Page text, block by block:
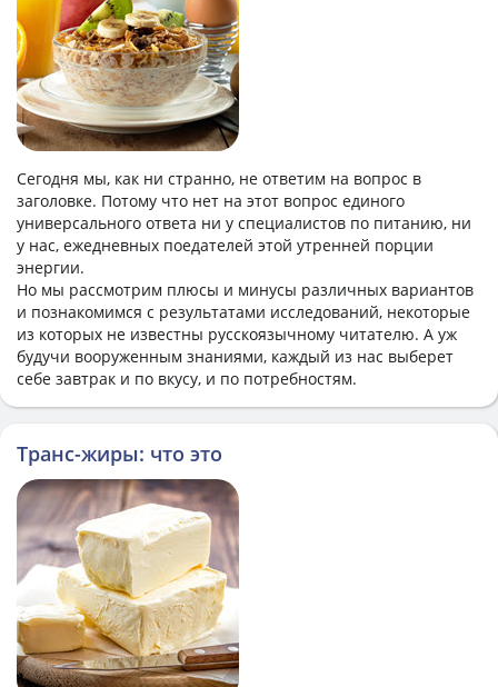
Сегодня мы, как ни странно, не ответим на вопрос в
заголовке. Потому что нет на этот вопрос единого
универсального ответа ни у специалистов по питанию, ни
у нас, ежедневных поедателей этой утренней порции
энергии.
Но мы рассмотрим плюсы и минусы различных вариантов
и познакомимся с результатами исследований, некоторые
из которых не известны русскоязычному читателю. А уж
будучи вооруженным знаниями, каждый из нас выберет
себе завтрак и по вкусу, и по потребностям.
Транс-жиры: что это